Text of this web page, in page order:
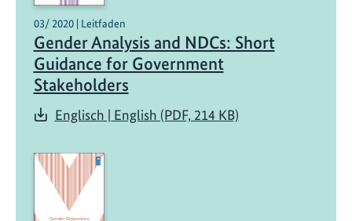
03/ 2020 | Leitfaden
Gender Analysis and NDCs: Short
Guidance for Government
Stakeholders
Englisch | English (PDF, 214 KB)